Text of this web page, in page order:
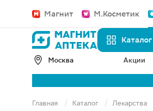
Магнит М.Косметик
Каталог
Москва Акции
Главная Каталог Лекарства